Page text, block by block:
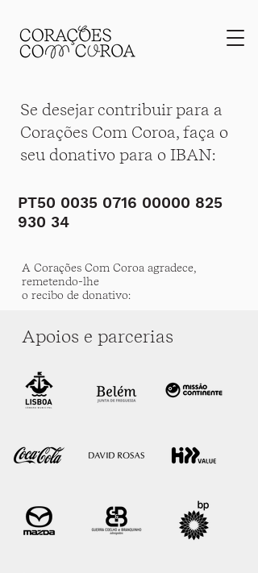
Se desejar contribuir para a
Corações Com Coroa, faça o
seu donativo para o IBAN:
PT50 0035 0716 00000 825
930 34
A Corações Com Coroa agradece,
remetendo-lhe
o recibo de donativo:
Apoios e parcerias